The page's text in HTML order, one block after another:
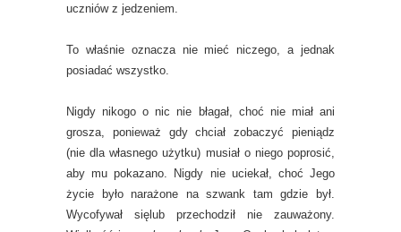
uczniów z jedzeniem.
To właśnie oznacza nie mieć niczego, a jednak
posiadać wszystko.
Nigdy nikogo o nic nie błagał, choć nie miał ani
grosza, ponieważ gdy chciał zobaczyć pieniądz
(nie dla własnego użytku) musiał o niego poprosić,
aby mu pokazano. Nigdy nie uciekał, choć Jego
życie było narażone na szwank tam gdzie był.
Wycofywał sięlub przechodził nie zauważony.